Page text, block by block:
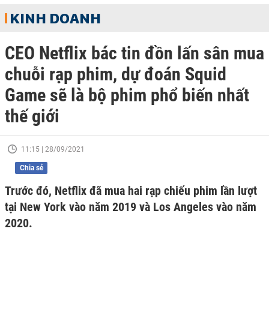
KINH DOANH
CEO Netflix bác tin đồn lấn sân mua
chuỗi rạp phim, dự đoán Squid
Game sẽ là bộ phim phổ biến nhất
thế giới
11:15 | 28/09/2021
Chia sẻ
Trước đó, Netflix đã mua hai rạp chiếu phim lần lượt
tại New York vào năm 2019 và Los Angeles vào năm
2020.